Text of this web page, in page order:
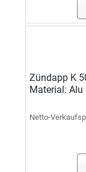
Zündapp K
Material: Alu
Netto-